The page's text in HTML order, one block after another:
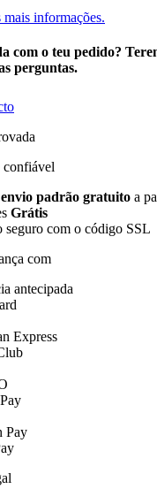
informações.
com o teu pedido?
perguntas.
confiável
padrão gratuito a
Grátis
seguro com o código SSL
com
antecipada